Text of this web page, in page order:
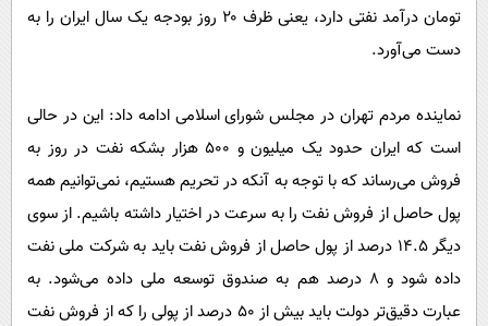
تومان درآمد نفتی دارد، یعنی ظرف ۲۰ روز بودجه یک سال ایران را به
دست می‌آورد.
نماینده مردم تهران در مجلس شورای اسلامی ادامه داد: این در حالی
است که ایران حدود یک میلیون و ۵۰۰ هزار بشکه نفت در روز به
فروش می‌رساند که با توجه به آنکه در تحریم هستیم، نمی‌توانیم همه
پول حاصل از فروش نفت را به سرعت در اختیار داشته باشیم. از سوی
دیگر ۱۴.۵ درصد از پول حاصل از فروش نفت باید به شرکت ملی نفت
داده شود و ۸ درصد هم به صندوق توسعه ملی داده می‌شود. به
عبارت دقیق‌تر دولت باید بیش از ۵۰ درصد از پولی را که از فروش نفت